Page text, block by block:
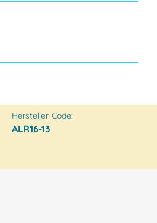
Hersteller-Code:
ALR16-13